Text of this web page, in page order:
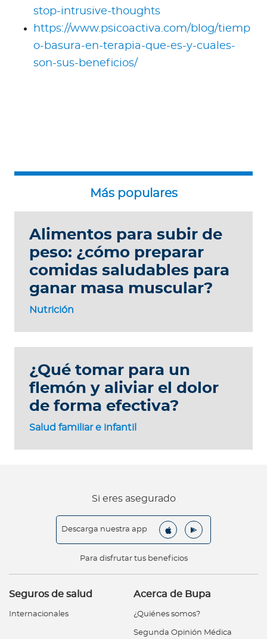
stop-intrusive-thoughts
https://www.psicoactiva.com/blog/tiemp
o-basura-en-terapia-que-es-y-cuales-
son-sus-beneficios/
Nutrición
Alimentos para subir de
peso: ¿cómo preparar
comidas saludables para
ganar masa muscular?
Salud familiar e infantil
¿Qué tomar para un
flemón y aliviar el dolor
de forma efectiva?
Si eres asegurado
Descarga nuestra app
Para disfrutar tus beneficios
Seguros de salud
Internacionales
Acerca de Bupa
¿Quiénes somos?
Segunda Opinión Médica